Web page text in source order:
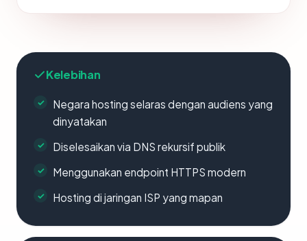
Kelebihan
Negara hosting selaras dengan audiens yang
dinyatakan
Diselesaikan via DNS rekursif publik
Menggunakan endpoint HTTPS modern
Hosting di jaringan ISP yang mapan